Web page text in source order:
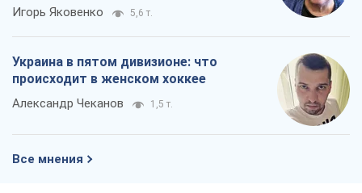
Игорь Яковенко 5,6 т.
Украина в пятом дивизионе: что
происходит в женском хоккее
Александр Чеканов 1,5 т.
Все мнения